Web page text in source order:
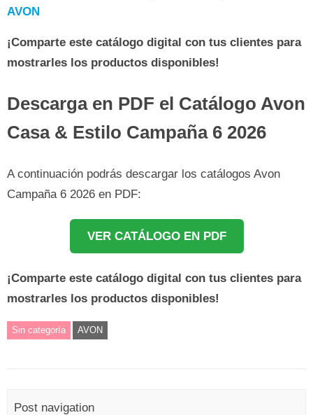
AVON
¡Comparte este catálogo digital con tus clientes para
mostrarles los productos disponibles!
Descarga en PDF el Catálogo Avon
Casa & Estilo Campaña 6 2026
A continuación podrás descargar los catálogos Avon
Campaña 6 2026 en PDF:
VER CATÁLOGO EN PDF
¡Comparte este catálogo digital con tus clientes para
mostrarles los productos disponibles!
Sin categoría AVON
Post navigation